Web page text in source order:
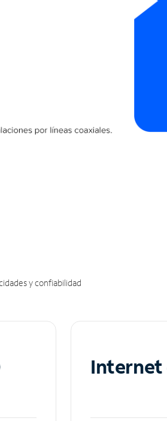
y confiabilidad
Internet